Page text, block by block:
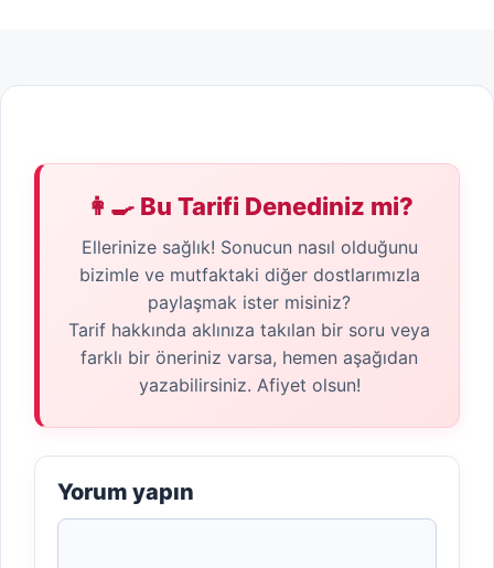
👩‍🍳 Bu Tarifi Denediniz mi?
Ellerinize sağlık! Sonucun nasıl olduğunu
bizimle ve mutfaktaki diğer dostlarımızla
paylaşmak ister misiniz?
Tarif hakkında aklınıza takılan bir soru veya
farklı bir öneriniz varsa, hemen aşağıdan
yazabilirsiniz. Afiyet olsun!
Yorum yapın
Yorum